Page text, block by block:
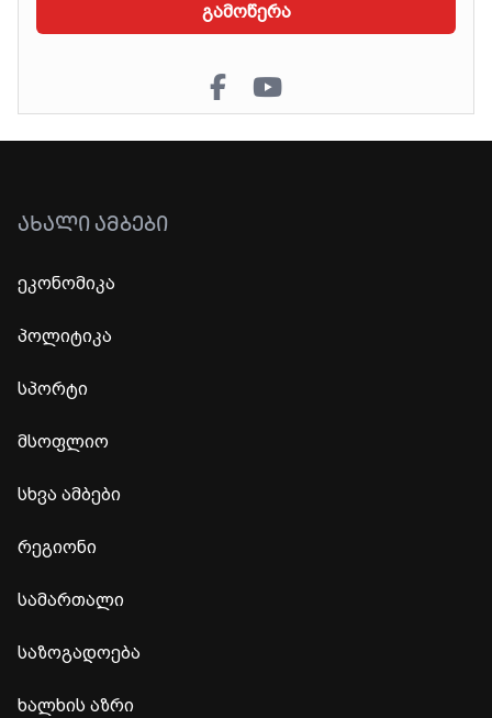
გამოწერა
ᲐᲮᲐᲚᲘ ᲐᲛᲑᲔᲑᲘ
ეკონომიკა
პოლიტიკა
სპორტი
მსოფლიო
სხვა ამბები
რეგიონი
სამართალი
საზოგადოება
ხალხის აზრი